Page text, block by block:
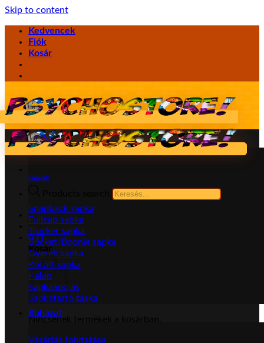
Skip to content
Kedvencek
Fiók
Kosár
0Ft
Kosár
Nincsenek termékek a kosárban.
Vásárlás folytatása
Sapka
Sapkák
Snapback sapka
Fullcap sapka
Trucker sapka
Bucket/Boonie sapka
Gyerek sapka
Kötött sapka
Kalap
Sapkaápolás
Sapkatartó táska
Ruházat